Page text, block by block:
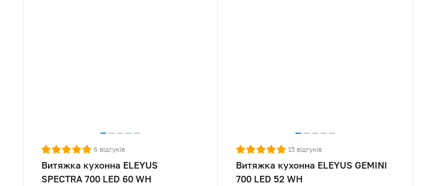
6 відгуків
Витяжка кухонна ELEYUS
SPECTRA 700 LED 60 WH
15 відгуків
Витяжка кухонна ELEYUS GEMINI
700 LED 52 WH